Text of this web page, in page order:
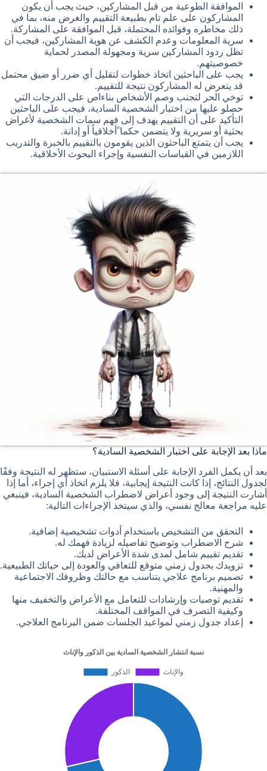
الموافقة الطوعية من قبل المشاركين، حيث يجب أن يكون
المشاركون على علم تام بطبيعة التقييم والغرض منه، بما في
ذلك مخاطره وفوائده المحتملة، قبل الموافقة على المشاركة.
سرية المعلومات وعدم الكشف عن هوية المشاركين، فيجب أن
تظل ردود المشاركين سرية ومجهولة المصدر لحماية
خصوصيتهم.
يجب على الباحثين اتخاذ خطوات لتقليل أي ضرر أو ضيق محتمل
قد يتعرض له المشاركون نتيجة للتقييم.
توخي الحر لتجنب وصم الأشخاص بناءاص على الدرجات التي
حصلو عليها من اختبار الشخصية السادية، فيجب على الباحثين
التأكيد على أن التقييم يهدف إلى فهم سمات الشخصية لأغراض
بحثية أو سريرية ولا يتضمن حكما ًأخلاقياً أو إدانة.
يجب أن يتمتع الباحثون الذين يقومون بالتقييم بالخبرة والتدريب
اللازمين في القياسات النفسية وإجراء البحوث الأخلاقية.
ماذا بعد الإجابة على اختبار الشخصية السادية؟
بعد أن يكمل الفرد الإجابة على أسئلة الاستبيان، ستظهر له النتيجة وفقًا
لجدول النتائج، إذا كانت النتيجة إيجابية، فلا يلزم اتخاذ أي إجراء، أما إذا
أشارت النتيجة إلى وجود أعراض لاضطراب الشخصية السادية، فينبغي
عليه مراجعة معالج نفسي، والذي سيتخذ الإجراءات التالية:
التحقق من التشخيص باستخدام أدوات تشخيصية إضافية.
شرح الاضطراب وتوضيح تفاصيله لزيادة فهمك له.
تقديم تقييم شامل لمدى شدة الأعراض لديك.
تزويدك بجدول زمني متوقع للتعافي والعودة إلى حياتك الطبيعية.
تصميم برنامج علاجي يتناسب مع حالتك وظروفك الاجتماعية
والمهنية.
تقديم توصيات وإرشادات للتعامل مع الأعراض والتخفيف منها
وكيفية التصرف في المواقف المختلفة.
إعداد جدول زمني لمواعيد الجلسات ضمن البرنامج العلاجي.